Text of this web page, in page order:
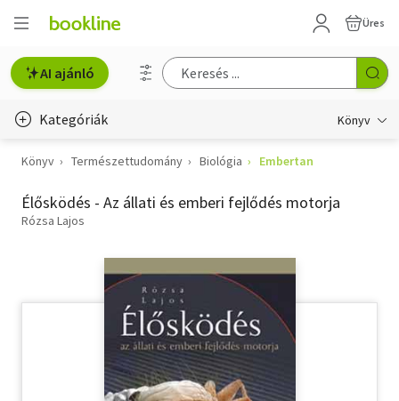
Üres
AI ajánló
Kategóriák Könyv
Életmód, egészség
Erotika
Hobbi, szabadidő
Könyv Természettudomány Biológia Embertan
Élősködés - Az állati és emberi fejlődés motorja
Rózsa Lajos